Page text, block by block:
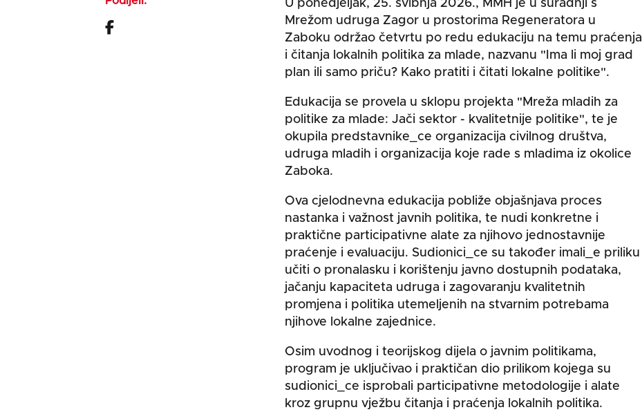
U ponedjeljak, 25. svibnja 2026., MMH je u suradnji s
Mrežom udruga Zagor u prostorima Regeneratora u
Zaboku održao četvrtu po redu edukaciju na temu praćenja
i čitanja lokalnih politika za mlade, nazvanu "Ima li moj grad
plan ili samo priču? Kako pratiti i čitati lokalne politike".
Edukacija se provela u sklopu projekta "Mreža mladih za
politike za mlade: Jači sektor - kvalitetnije politike", te je
okupila predstavnike_ce organizacija civilnog društva,
udruga mladih i organizacija koje rade s mladima iz okolice
Zaboka.
Ova cjelodnevna edukacija pobliže objašnjava proces
nastanka i važnost javnih politika, te nudi konkretne i
praktične participativne alate za njihovo jednostavnije
praćenje i evaluaciju. Sudionici_ce su također imali_e priliku
učiti o pronalasku i korištenju javno dostupnih podataka,
jačanju kapaciteta udruga i zagovaranju kvalitetnih
promjena i politika utemeljenih na stvarnim potrebama
njihove lokalne zajednice.
Osim uvodnog i teorijskog dijela o javnim politikama,
program je uključivao i praktičan dio prilikom kojega su
sudionici_ce isprobali participativne metodologije i alate
kroz grupnu vježbu čitanja i praćenja lokalnih politika.